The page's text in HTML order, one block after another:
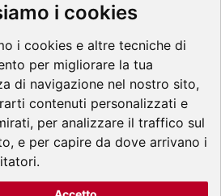
i cookies
i cookies e altre tecniche di
per migliorare la tua
di navigazione nel nostro sito,
contenuti personalizzati e
per analizzare il traffico sul
e per capire da dove arrivano i
CONNECT
Linkedin
Instagram
Youtube